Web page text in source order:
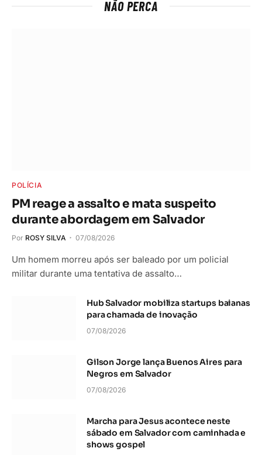
NÃO PERCA
POLÍCIA
PM reage a assalto e mata suspeito
durante abordagem em Salvador
Por ROSY SILVA 07/08/2026
Um homem morreu após ser baleado por um policial
militar durante uma tentativa de assalto…
Hub Salvador mobiliza startups baianas
para chamada de inovação
07/08/2026
Gilson Jorge lança Buenos Aires para
Negros em Salvador
07/08/2026
Marcha para Jesus acontece neste
sábado em Salvador com caminhada e
shows gospel